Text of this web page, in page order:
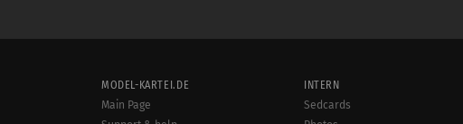
MODEL-KARTEI.DE
Main Page
INTERN
Sedcards